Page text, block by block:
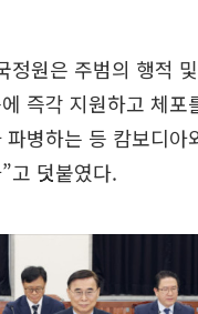
정원은 주범의 행적
즉각 지원하고 체포
병하는 등 캄보디아
고 덧붙였다.